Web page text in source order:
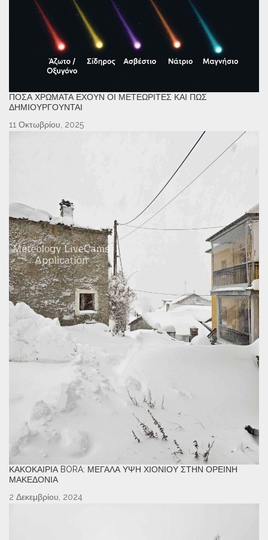
ΠΌΣΑ ΧΡΏΜΑΤΑ ΈΧΟΥΝ ΟΙ ΜΕΤΕΩΡΊΤΕΣ ΚΑΙ ΠΏΣ
ΔΗΜΙΟΥΡΓΟΎΝΤΑΙ
11 Οκτωβρίου, 2025
ΚΑΚΟΚΑΙΡΊΑ BORA: ΜΕΓΆΛΑ ΎΨΗ ΧΙΟΝΙΟΎ ΣΤΗΝ ΟΡΕΙΝΉ
ΜΑΚΕΔΟΝΊΑ
2 Δεκεμβρίου, 2024